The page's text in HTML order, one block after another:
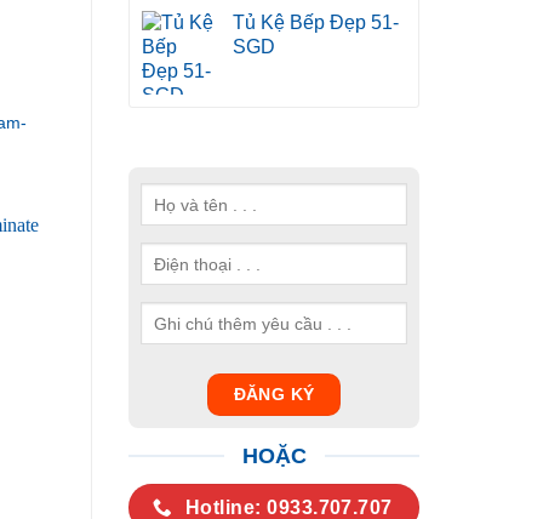
Tủ Kệ Bếp Đẹp 51-
SGD
HOẶC
Hotline: 0933.707.707